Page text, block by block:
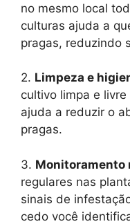
no mesmo local
culturas ajuda a
pragas, reduzindo
2. Limpeza e
cultivo limpa e
ajuda a reduzir o
pragas.
3. Monitoramento
regulares nas
sinais de
cedo você